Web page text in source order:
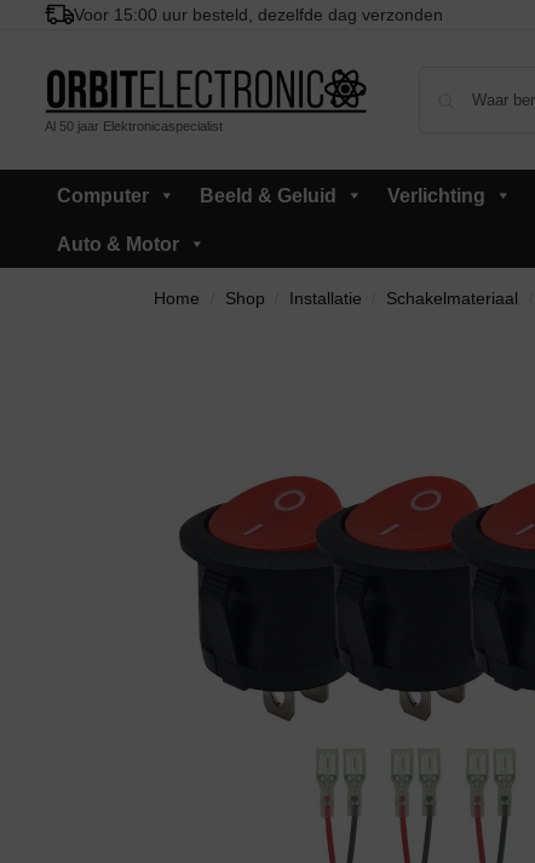
Voor 15:00 uur besteld, dezelfde dag verzonden
Al 50 jaar Elektronicaspecialist
Computer Beeld & Geluid Verlichting
Auto & Motor
Home Shop Installatie Schakelmateriaal